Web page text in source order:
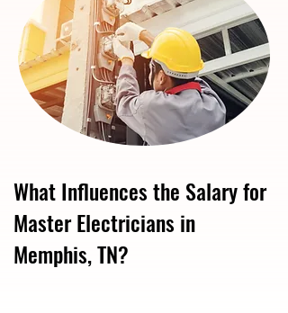
What Influences the Salary for
Master Electricians in
Memphis, TN?